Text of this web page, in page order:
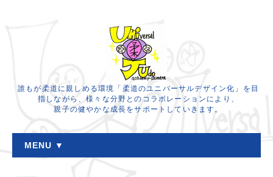
誰もが柔道に親しめる環境「柔道のユニバーサルデザイン化」を目
指しながら、様々な分野とのコラボレーションにより、
親子の健やかな成長をサポートしていきます。
MENU ▼